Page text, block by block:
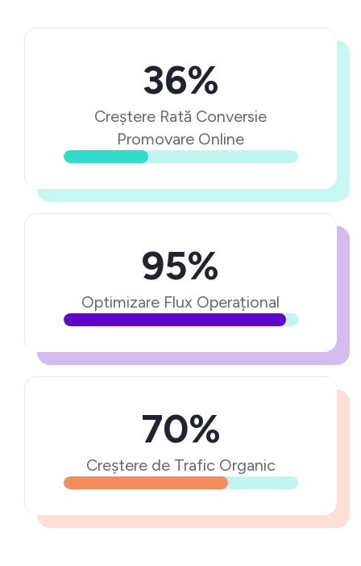
36%
Creștere Rată Conversie
Promovare Online
95%
Optimizare Flux Operațional
70%
Creștere de Trafic Organic